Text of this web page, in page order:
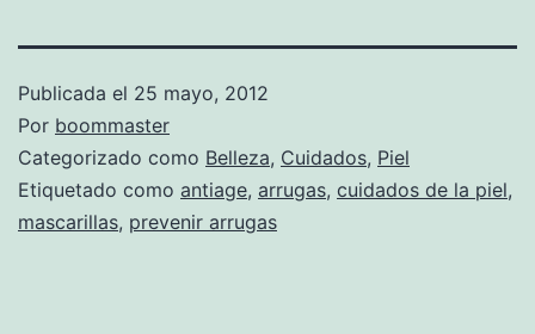
Publicada el 25 mayo, 2012
Por boommaster
Categorizado como Belleza, Cuidados, Piel
Etiquetado como antiage, arrugas, cuidados de la piel,
mascarillas, prevenir arrugas